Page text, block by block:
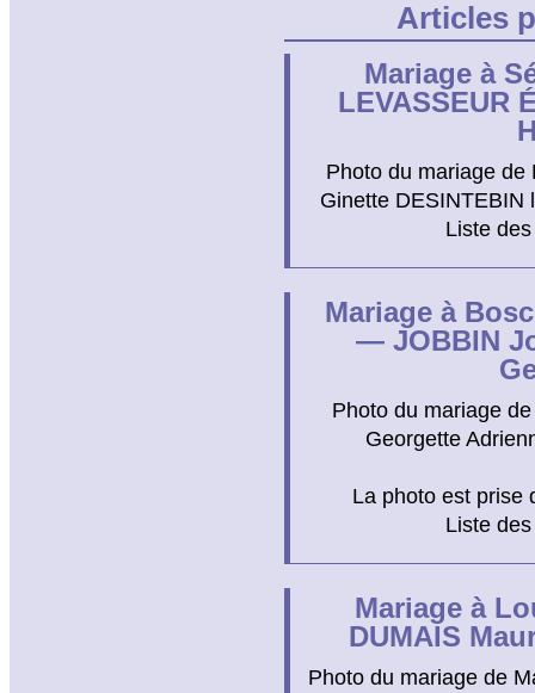
Articles
Mariage à
LEVASSEUR
Photo du mariage de
Ginette DESINTEBIN
Liste
Mariage à
— JOBBIN
Photo du mariage
Georgette
La photo est prise
Liste
Mariage à
DUMAIS
Photo du mariage de